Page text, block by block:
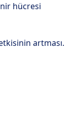
hücresi
artması.